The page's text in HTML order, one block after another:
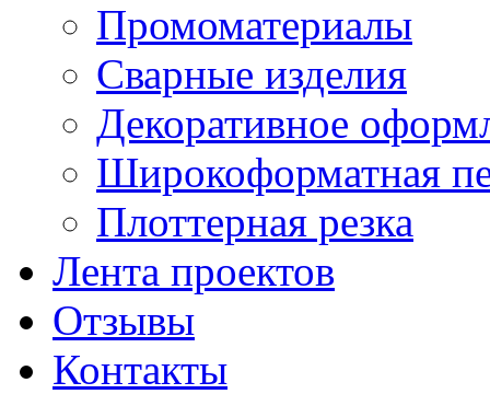
Промоматериалы
Сварные изделия
Декоративное
Широкоформатная
Плоттерная резка
Лента проектов
Отзывы
Контакты